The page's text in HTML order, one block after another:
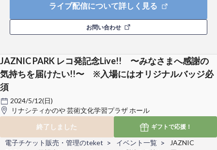
ライブ配信について詳しく見る
お問い合わせ
JAZNIC PARK レコ発記念Live!! 〜みなさまへ感謝の
気持ちを届けたい!!〜 ※入場にはオリジナルバッジ必
須
2024/5/12(日)
リナシティかのや 芸術文化学習プラザ ホール
終了しました
ギフトで応援！
電子チケット販売・管理のteket イベント一覧
JAZNIC